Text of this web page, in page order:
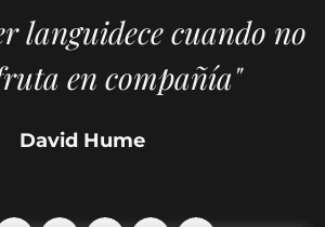
languidece cuando no
en compañía"
David Hume